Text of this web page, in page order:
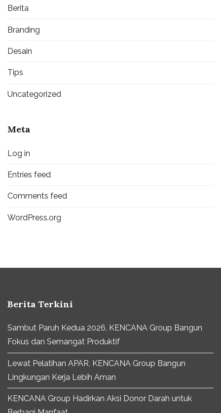
Berita
Branding
Desain
Tips
Uncategorized
Meta
Log in
Entries feed
Comments feed
WordPress.org
Berita Terkini
Sambut Paruh Kedua 2026, KENCANA Group Bangun
Fokus dan Semangat Produktif
Lewat Pelatihan APAR, KENCANA Group Bangun
Lingkungan Kerja Lebih Aman
KENCANA Group Hadirkan Aksi Donor Darah untuk